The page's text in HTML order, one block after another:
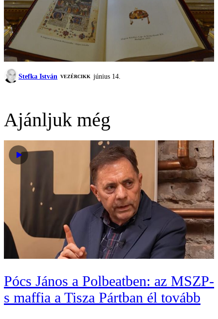
Stefka István VEZÉRCIKK június 14.
Ajánljuk még
Pócs János a Polbeatben: az MSZP-
s maffia a Tisza Pártban él tovább